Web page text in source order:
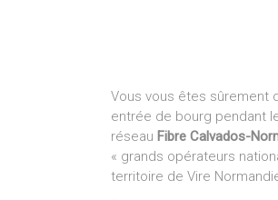
Vous vous êtes sûrement
entrée de bourg pendant
réseau Fibre Calvados-
« grands opérateurs
territoire de Vire